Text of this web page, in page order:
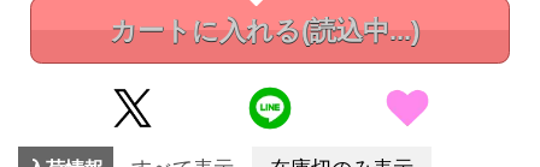
カートに入れる(読込中...)